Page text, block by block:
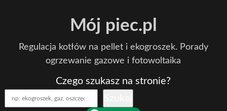
Mój piec.pl
Regulacja kotłów na pellet i ekogroszek. Porady
ogrzewanie gazowe i fotowoltaika
Czego szukasz na stronie?